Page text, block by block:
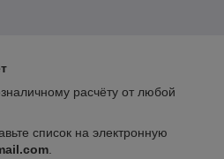
расчёту от любой
список на электронную